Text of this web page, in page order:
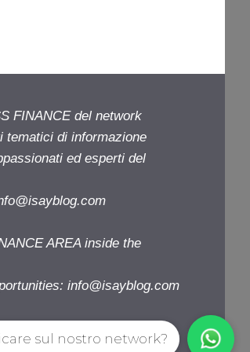
FINANCE del network
tematici di informazione
ed esperti del
AREA inside the
info@isayblog.com
sul nostro network?